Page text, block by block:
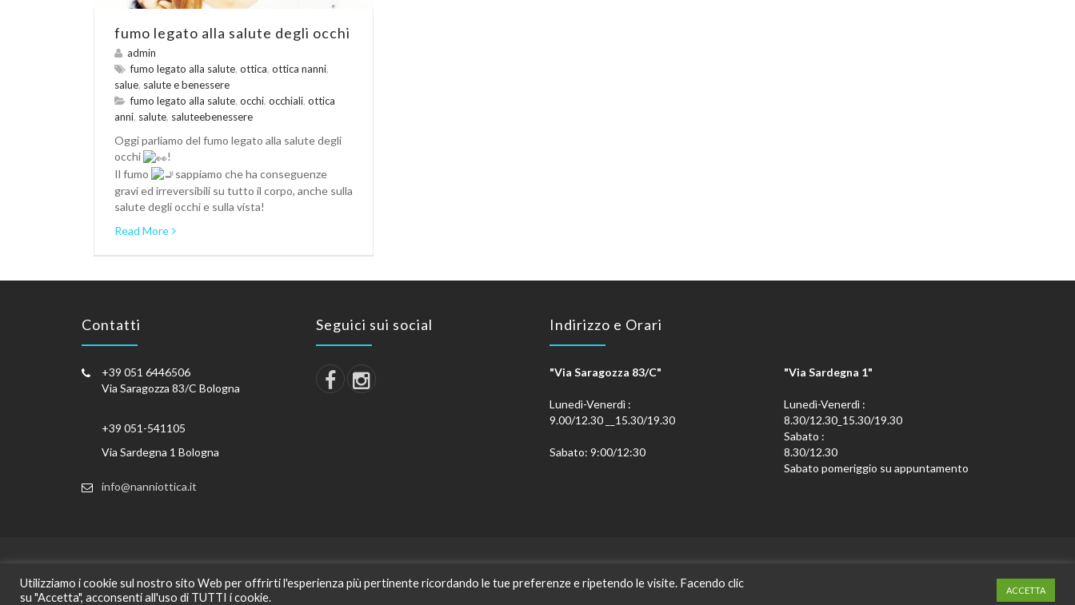
fumo legato alla salute degli occhi
admin
fumo legato alla salute, ottica, ottica nanni,
salue, salute e benessere
fumo legato alla salute, occhi, occhiali, ottica
anni, salute, saluteebenessere
Oggi parliamo del fumo legato alla salute degli
occhi
!
Il fumo
sappiamo che ha conseguenze
gravi ed irreversibili su tutto il corpo, anche sulla
salute degli occhi e sulla vista!
Read More
Contatti
+39 051 6446506
Via Saragozza 83/C Bologna
+39 051-541105
Via Sardegna 1 Bologna
info@nanniottica.it
Seguici sui social Indirizzo e Orari
"Via Saragozza 83/C"
Lunedì-Venerdì :
9.00/12.30 __15.30/19.30
Sabato: 9:00/12:30
"Via Sardegna 1"
Lunedì-Venerdì :
8.30/12.30_15.30/19.30
Sabato :
8.30/12.30
Sabato pomeriggio su appuntamento
Copyright © 2026NANNI OTTICAP. iva : 03399281207. Tutti i diritti riservati.
Utilizziamo i cookie sul nostro sito Web per offrirti l'esperienza più pertinente ricordando le tue preferenze e ripetendo le visite. Facendo clic
su "Accetta", acconsenti all'uso di TUTTI i cookie.
ACCETTA